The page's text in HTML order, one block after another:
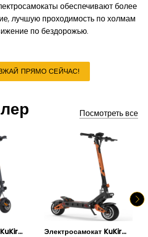
обеспечивают более
лучшую проходимость по холмам
по бездорожью.
ПРЯМО СЕЙЧАС!
Посмотреть все
Электросамокат KuKir...